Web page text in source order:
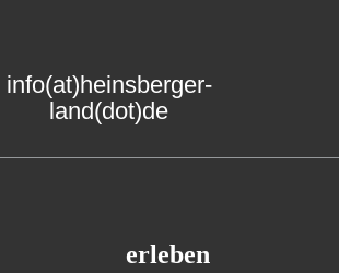
info(at)heinsberger-
land(dot)de
erleben